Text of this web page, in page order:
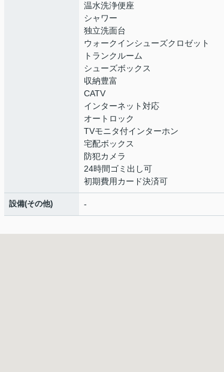
温水洗浄便座
シャワー
独立洗面台
ウォークインシューズクロゼット
トランクルーム
シューズボックス
収納豊富
CATV
インターネット対応
オートロック
TVモニタ付インターホン
宅配ボックス
防犯カメラ
24時間ゴミ出し可
初期費用カード決済可
設備(その他) -